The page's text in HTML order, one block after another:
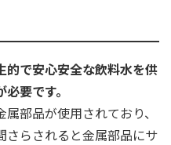
的で安心安全な飲料水を供
要です。
部品が使用されており、
さらされると金属部品にサ